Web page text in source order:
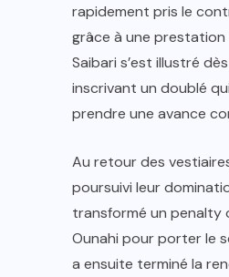
rapidement pris le
grâce à une
Saibari s’est illustré
inscrivant un doublé
prendre une avance
Au retour des
poursuivi leur
transformé un penalty
Ounahi pour porter le
a ensuite terminé la